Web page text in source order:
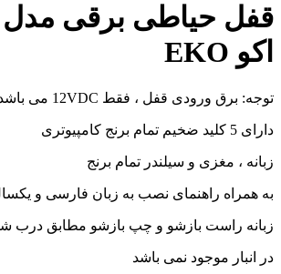
اکو EKO
توجه: برق ورودی قفل ، فقط 12VDC می باشد.
دارای 5 کلید ضخیم تمام برنج کامپیوتری
زبانه ، مغزی و سیلندر تمام برنج
به همراه راهنمای نصب به زبان فارسی و
زبانه راست بازشو و چپ بازشو مطابق درب
در انبار موجود نمی باشد